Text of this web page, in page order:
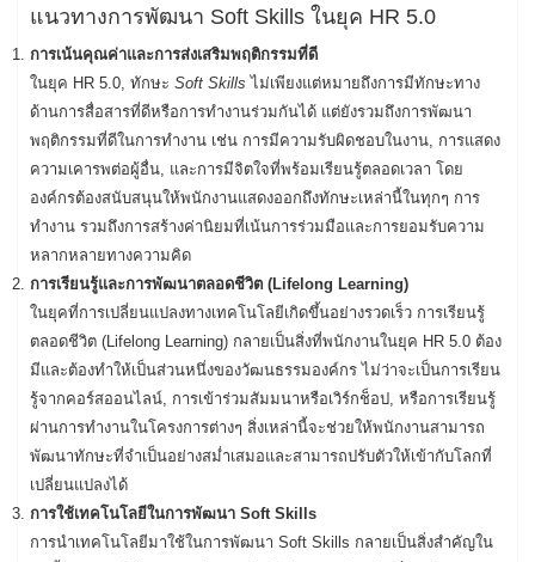
แนวทางการพัฒนา Soft Skills ในยุค HR 5.0
การเน้นคุณค่าและการส่งเสริมพฤติกรรมที่ดี
ในยุค HR 5.0, ทักษะ Soft Skills ไม่เพียงแต่หมายถึงการมีทักษะทาง
ด้านการสื่อสารที่ดีหรือการทำงานร่วมกันได้ แต่ยังรวมถึงการพัฒนา
พฤติกรรมที่ดีในการทำงาน เช่น การมีความรับผิดชอบในงาน, การแสดง
ความเคารพต่อผู้อื่น, และการมีจิตใจที่พร้อมเรียนรู้ตลอดเวลา โดย
องค์กรต้องสนับสนุนให้พนักงานแสดงออกถึงทักษะเหล่านี้ในทุกๆ การ
ทำงาน รวมถึงการสร้างค่านิยมที่เน้นการร่วมมือและการยอมรับความ
หลากหลายทางความคิด
การเรียนรู้และการพัฒนาตลอดชีวิต (Lifelong Learning)
ในยุคที่การเปลี่ยนแปลงทางเทคโนโลยีเกิดขึ้นอย่างรวดเร็ว การเรียนรู้
ตลอดชีวิต (Lifelong Learning) กลายเป็นสิ่งที่พนักงานในยุค HR 5.0 ต้อง
มีและต้องทำให้เป็นส่วนหนึ่งของวัฒนธรรมองค์กร ไม่ว่าจะเป็นการเรียน
รู้จากคอร์สออนไลน์, การเข้าร่วมสัมมนาหรือเวิร์กช็อป, หรือการเรียนรู้
ผ่านการทำงานในโครงการต่างๆ สิ่งเหล่านี้จะช่วยให้พนักงานสามารถ
พัฒนาทักษะที่จำเป็นอย่างสม่ำเสมอและสามารถปรับตัวให้เข้ากับโลกที่
เปลี่ยนแปลงได้
การใช้เทคโนโลยีในการพัฒนา Soft Skills
การนำเทคโนโลยีมาใช้ในการพัฒนา Soft Skills กลายเป็นสิ่งสำคัญใน